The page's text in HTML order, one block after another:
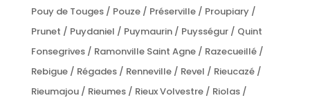
Pouy de Touges / Pouze / Préserville / Proupiary /
Prunet / Puydaniel / Puymaurin / Puysségur / Quint
Fonsegrives / Ramonville Saint Agne / Razecueillé /
Rebigue / Régades / Renneville / Revel / Rieucazé /
Rieumajou / Rieumes / Rieux Volvestre / Riolas /